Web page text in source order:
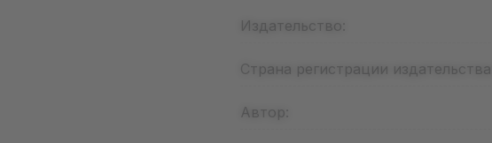
Издательство:
Страна регистрации издательства:
Автор: